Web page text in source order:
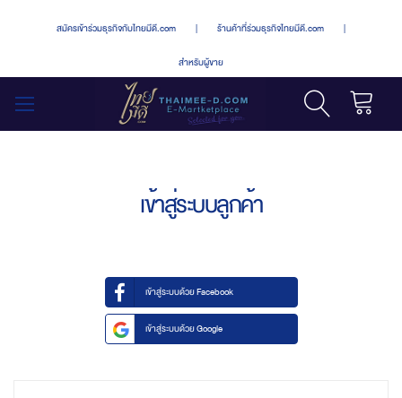
สมัครเข้าร่วมธุรกิจกับไทยมีดี.com | ร้านค้าที่ร่วมธุรกิจไทยมีดี.com |
สำหรับผู้ขาย
เข้าสู่ระบบลูกค้า
เข้าสู่ระบบด้วย Facebook
เข้าสู่ระบบด้วย Google